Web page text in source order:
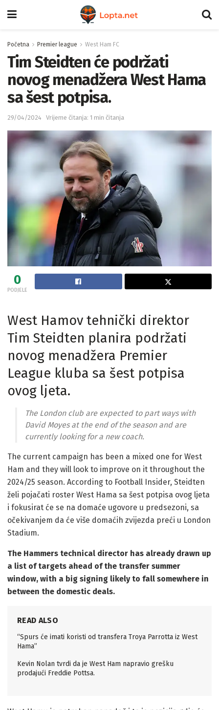
Početna Premier league West Ham FC
Tim Steidten će podržati
novog menadžera West Hama
sa šest potpisa.
29/04/2024 Vrijeme čitanja: 1 min čitanja
0
PODJELE
West Hamov tehnički direktor
Tim Steidten planira podržati
novog menadžera Premier
League kluba sa šest potpisa
ovog ljeta.
The London club are expected to part ways with
David Moyes at the end of the season and are
currently looking for a new coach.
The current campaign has been a mixed one for West
Ham and they will look to improve on it throughout the
2024/25 season. According to Football Insider, Steidten
želi pojačati roster West Hama sa šest potpisa ovog ljeta
i fokusirat će se na domaće ugovore u predsezoni, sa
očekivanjem da će više domaćih zvijezda preći u London
Stadium.
The Hammers technical director has already drawn up
a list of targets ahead of the transfer summer
window, with a big signing likely to fall somewhere in
between the domestic deals.
READ ALSO
“Spurs će imati koristi od transfera Troya Parrotta iz West
Hama”
Kevin Nolan tvrdi da je West Ham napravio grešku
prodajući Freddie Pottsa.